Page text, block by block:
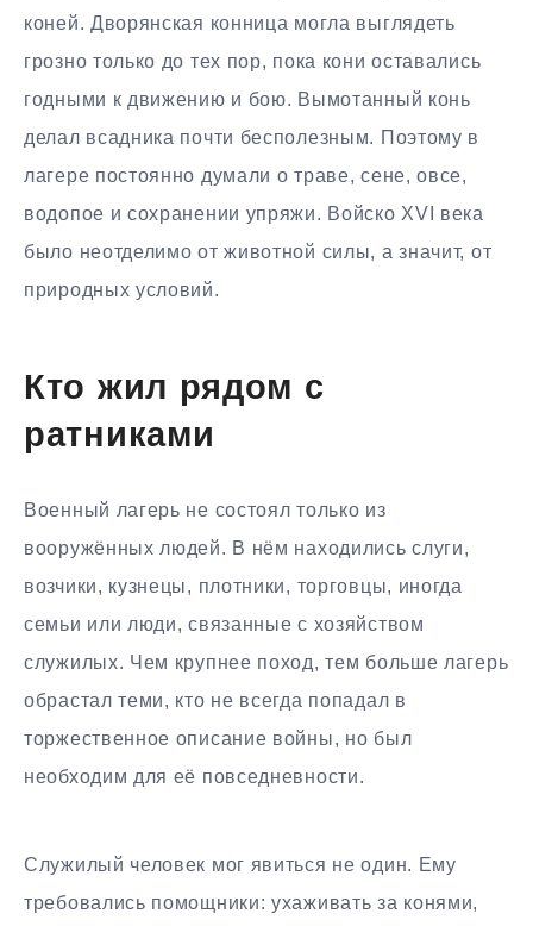
коней. Дворянская конница могла выглядеть
грозно только до тех пор, пока кони оставались
годными к движению и бою. Вымотанный конь
делал всадника почти бесполезным. Поэтому в
лагере постоянно думали о траве, сене, овсе,
водопое и сохранении упряжи. Войско XVI века
было неотделимо от животной силы, а значит, от
природных условий.
Кто жил рядом с
ратниками
Военный лагерь не состоял только из
вооружённых людей. В нём находились слуги,
возчики, кузнецы, плотники, торговцы, иногда
семьи или люди, связанные с хозяйством
служилых. Чем крупнее поход, тем больше лагерь
обрастал теми, кто не всегда попадал в
торжественное описание войны, но был
необходим для её повседневности.
Служилый человек мог явиться не один. Ему
требовались помощники: ухаживать за конями,